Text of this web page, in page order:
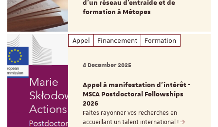
d'un réseau d’entraide et de
formation à Métopes
Appel Financement Formation
4 December 2025
Appel à manifestation d'intérêt -
MSCA Postdoctoral Fellowships
2026
Faites rayonner vos recherches en
accueillant un talent international !